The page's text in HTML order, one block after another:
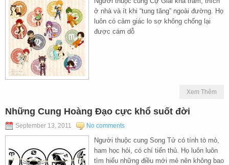
ở nhà và ít khi “tung tăng” ngoài đường. Họ
luôn có cảm giác lo sợ không chống lại
được cám dỗ
Xem Thêm
Những Cung Hoàng Đạo cực khổ suốt đời
September 13, 2011 No comments
Người thuộc cung Song Tử có tính tò mò,
ham học hỏi, có chí tiến thủ. Họ luôn luôn
tìm hiểu những điều mới mẻ nên không bao